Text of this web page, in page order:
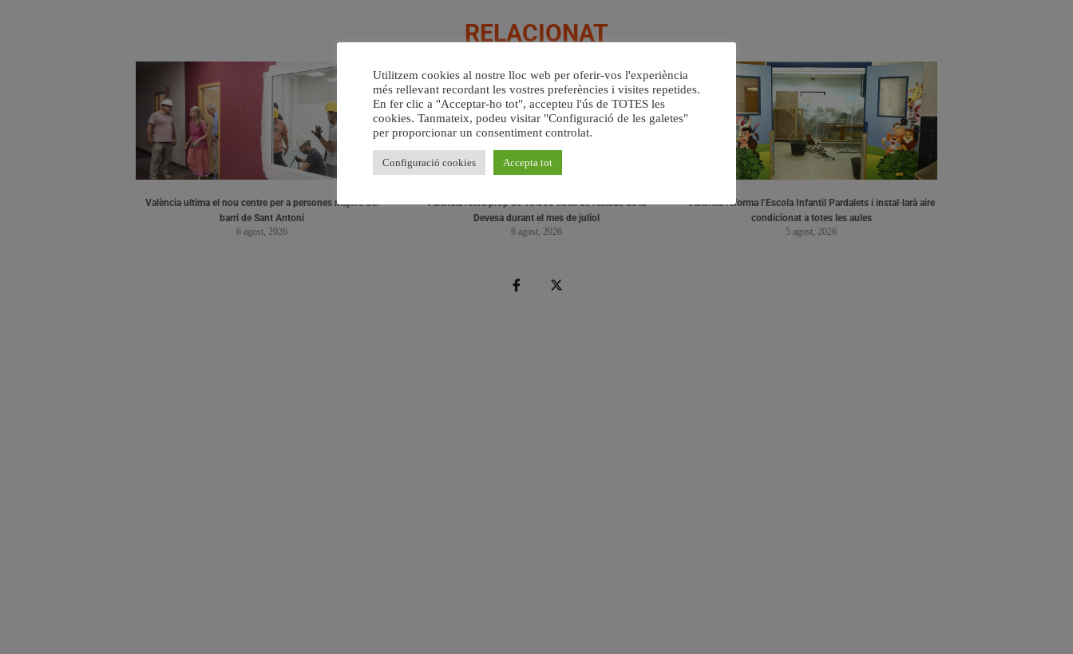
RELACIONAT
València ultima el nou centre per a persones majors del
barri de Sant Antoni
6 agost, 2026
València retira prop de 15.000 litres de residus de la
Devesa durant el mes de juliol
6 agost, 2026
València reforma l’Escola Infantil Pardalets i instal·larà aire
condicionat a totes les aules
5 agost, 2026
Utilitzem cookies al nostre lloc web per oferir-vos l'experiència
més rellevant recordant les vostres preferències i visites repetides.
En fer clic a "Acceptar-ho tot", accepteu l'ús de TOTES les
cookies. Tanmateix, podeu visitar "Configuració de les galetes"
per proporcionar un consentiment controlat.
Configuració cookies Accepta tot